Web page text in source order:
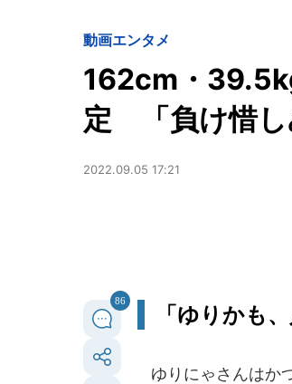
動画エンタメ
162cm・
定 「負け惜し
2022.09.05 17:21
86
「ゆりかも
ゆりにゃさんはか